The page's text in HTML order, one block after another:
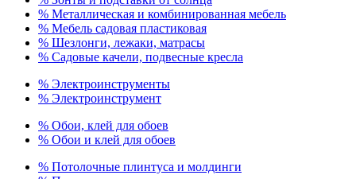
% Металлическая и комбинированная мебель
% Мебель садовая пластиковая
% Шезлонги, лежаки, матрасы
% Садовые качели, подвесные кресла
% Электроинструменты
% Электроинструмент
% Обои, клей для обоев
% Обои и клей для обоев
% Потолочные плинтуса и молдинги